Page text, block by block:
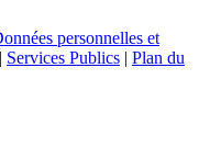
personnelles et
| Services Publics | Plan du